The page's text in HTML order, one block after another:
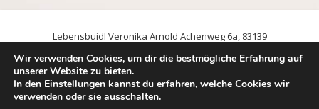
Lebensbuidl Veronika Arnold Achenweg 6a, 83139
Söchtenau, Email: foto@lebensbuidl.de Tel.: 0176/60006186
Kontakt – Lebensbuidl
Impressum und Datenschutzerklärung
Wir verwenden Cookies, um dir die bestmögliche Erfahrung auf
unserer Website zu bieten.
In den Einstellungen kannst du erfahren, welche Cookies wir
verwenden oder sie ausschalten.